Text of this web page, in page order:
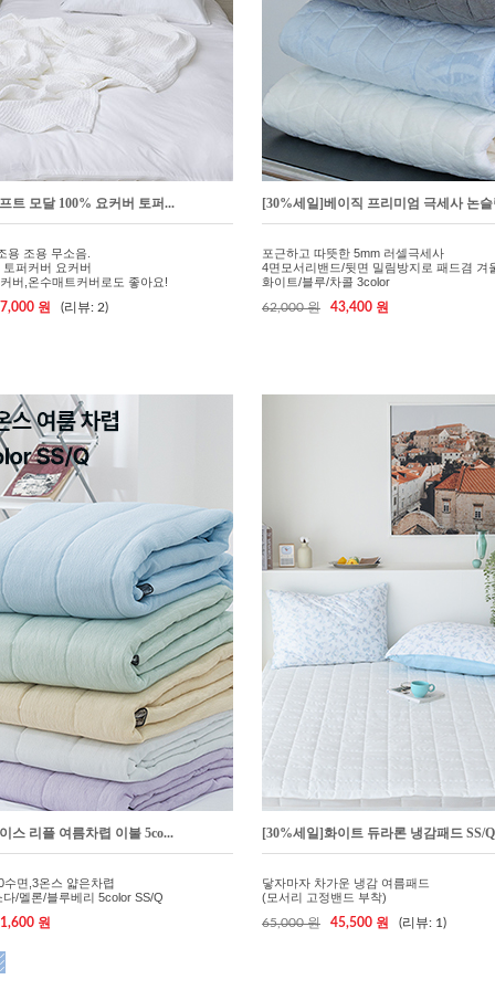
트 모달 100% 요커버 토퍼...
용 조용 무소음.
퍼커버 요커버
버,온수매트커버로도 좋아요!
원
(리뷰: 2)
[30%세일]베이직 프리미엄 극세사 논슬
포근하고 따뜻한 5mm 러셀극세사
4면모서리밴드/뒷면 밀림방지로 패드겸 겨
화이트/블루/차콜 3color
62,000 원
43,400 원
스 리플 여름차렵 이불 5co...
수면,3온스 얇은차렵
/멜론/블루베리 5color SS/Q
원
[30%세일]화이트 듀라론 냉감패드 SS/Q
닿자마자 차가운 냉감 여름패드
(모서리 고정밴드 부착)
65,000 원
45,500 원 (리뷰: 1)